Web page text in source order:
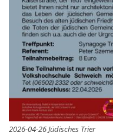
2026-04-26 Jüdisches Trier